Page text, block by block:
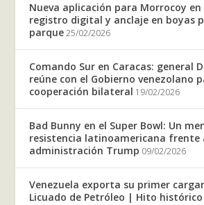
Nueva aplicación para Morrocoy en
registro digital y anclaje en boyas
parque 25/02/2026
Comando Sur en Caracas: general
reúne con el Gobierno venezolano
cooperación bilateral 19/02/2026
Bad Bunny en el Super Bowl: Un
resistencia latinoamericana frente
administración Trump 09/02/2026
Venezuela exporta su primer
Licuado de Petróleo | Hito histórico